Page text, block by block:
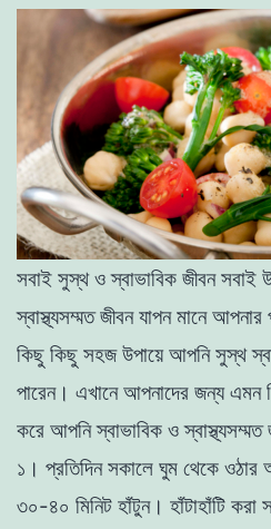
সবাই সুস্থ ও স্বাভাবিক জীবন সবাই
স্বাস্থ্যসম্মত জীবন যাপন মানে
কিছু কিছু সহজ উপায়ে আপনি সুস্থ
পারেন। এখানে আপনাদের জন্য
করে আপনি স্বাভাবিক ও স্বাস্থ্যসম্মত
১। প্রতিদিন সকালে ঘুম থেকে
৩০-৪০ মিনিট হাঁটুন। হাঁটাহাঁটি করা